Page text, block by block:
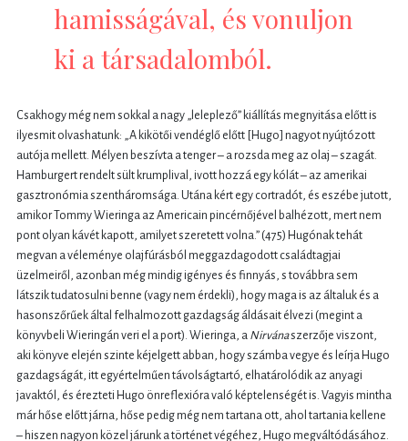
hamisságával, és vonuljon
ki a társadalomból.
Csakhogy még nem sokkal a nagy „leleplező” kiállítás megnyitása előtt is
ilyesmit olvashatunk: „A kikötői vendéglő előtt [Hugo] nagyot nyújtózott
autója mellett. Mélyen beszívta a tenger – a rozsda meg az olaj – szagát.
Hamburgert rendelt sült krumplival, ivott hozzá egy kólát – az amerikai
gasztronómia szentháromsága. Utána kért egy cortradót, és eszébe jutott,
amikor Tommy Wieringa az Americain pincérnőjével balhézott, mert nem
pont olyan kávét kapott, amilyet szeretett volna.” (475) Hugónak tehát
megvan a véleménye olajfúrásból meggazdagodott családtagjai
üzelmeiről, azonban még mindig igényes és finnyás, s továbbra sem
látszik tudatosulni benne (vagy nem érdekli), hogy maga is az általuk és a
hasonszőrűek által felhalmozott gazdagság áldásait élvezi (megint a
könyvbeli Wieringán veri el a port). Wieringa, a Nirvánaszerzője viszont,
aki könyve elején szinte kéjelgett abban, hogy számba vegye és leírja Hugo
gazdagságát, itt egyértelműen távolságtartó, elhatárolódik az anyagi
javaktól, és érezteti Hugo önreflexióra való képtelenségét is. Vagyis mintha
már hőse előtt járna, hőse pedig még nem tartana ott, ahol tartania kellene
– hiszen nagyon közel járunk a történet végéhez, Hugo megváltódásához.